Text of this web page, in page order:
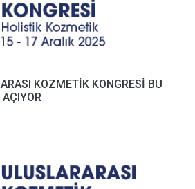
KOZMETİK KONGRESİ BU